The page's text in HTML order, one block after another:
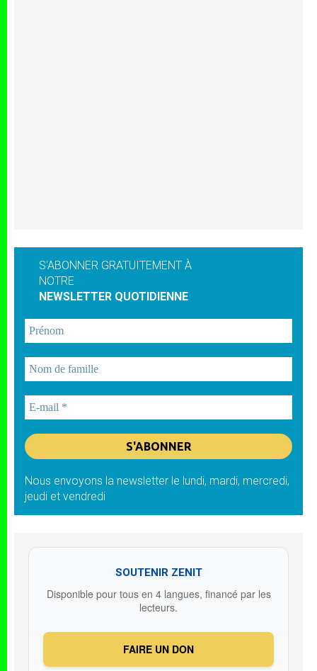
S'ABONNER GRATUITEMENT À
NOTRE
NEWSLETTER QUOTIDIENNE
Nous envoyons la newsletter le lundi, mardi, mercredi,
jeudi et vendredi
SOUTENIR ZENIT
Disponible pour tous en 4 langues, financé par les
lecteurs.
FAIRE UN DON